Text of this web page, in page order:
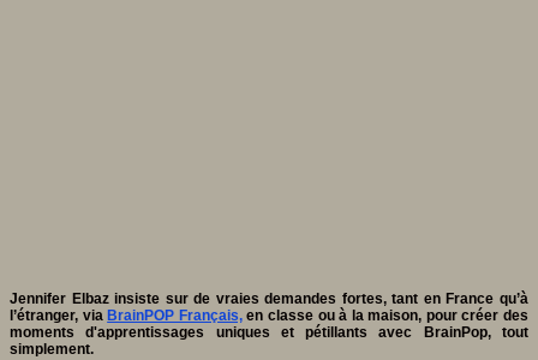
Jennifer Elbaz insiste sur de vraies demandes fortes, tant en France qu’à
l’étranger, via BrainPOP Français,en classe ou à la maison, pour créer des
moments d'apprentissages uniques et pétillants avec BrainPop, tout
simplement.